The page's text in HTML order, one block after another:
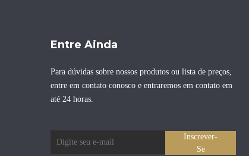
Entre Ainda
Para dúvidas sobre nossos produtos ou lista de preços,
entre em contato conosco e entraremos em contato em
até 24 horas.
Inscrever-
Se